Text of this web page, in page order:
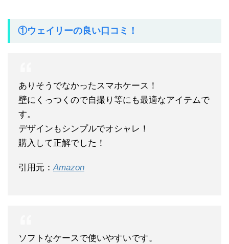
①ウェイリーの良い口コミ！
ありそうでなかったスマホケース！
壁にくっつくので自撮り等にも最適なアイテムで
す。
デザインもシンプルでオシャレ！
購入して正解でした！
引用元：Amazon
ソフトなケースで使いやすいです。